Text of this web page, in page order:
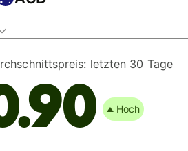
letzten 30 Tage
Hoch